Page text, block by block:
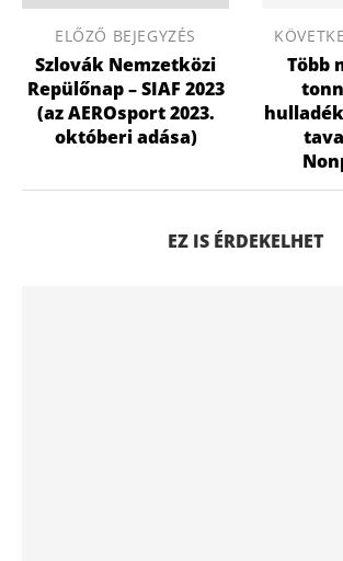
ELŐZŐ BEJEGYZÉS
Szlovák Nemzetközi
Repülőnap – SIAF 2023
(az AEROsport 2023.
októberi adása)
Több
EZ IS ÉRDEKELHET